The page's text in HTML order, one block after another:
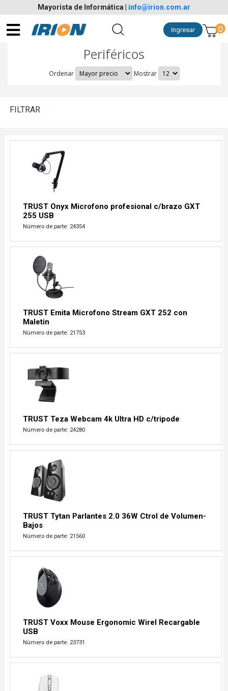
Mayorista de Informática info@irion.com.ar
0
Ingresar
Periféricos
Ordenar Mostrar
FILTRAR
TRUST Onyx Microfono profesional c/brazo GXT
255 USB
Número de parte: 24354
TRUST Emita Microfono Stream GXT 252 con
Maletin
Número de parte: 21753
TRUST Teza Webcam 4k Ultra HD c/tripode
Número de parte: 24280
TRUST Tytan Parlantes 2.0 36W Ctrol de Volumen-
Bajos
Número de parte: 21560
TRUST Voxx Mouse Ergonomic Wirel Recargable
USB
Número de parte: 23731